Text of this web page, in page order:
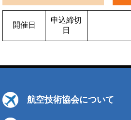
開催日
申込締切
日
航空技術協会について